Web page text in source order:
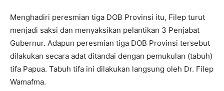
Menghadiri peresmian tiga DOB Provinsi itu, Filep turut
menjadi saksi dan menyaksikan pelantikan 3 Penjabat
Gubernur. Adapun peresmian tiga DOB Provinsi tersebut
dilakukan secara adat ditandai dengan pemukulan (tabuh)
tifa Papua. Tabuh tifa ini dilakukan langsung oleh Dr. Filep
Wamafma.